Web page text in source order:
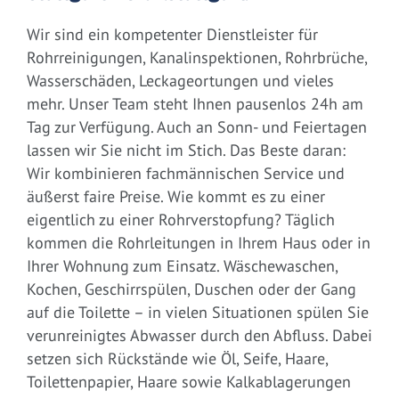
Wir sind ein kompetenter Dienstleister für
Rohrreinigungen, Kanalinspektionen, Rohrbrüche,
Wasserschäden, Leckageortungen und vieles
mehr. Unser Team steht Ihnen pausenlos 24h am
Tag zur Verfügung. Auch an Sonn- und Feiertagen
lassen wir Sie nicht im Stich. Das Beste daran:
Wir kombinieren fachmännischen Service und
äußerst faire Preise. Wie kommt es zu einer
eigentlich zu einer Rohrverstopfung? Täglich
kommen die Rohrleitungen in Ihrem Haus oder in
Ihrer Wohnung zum Einsatz. Wäschewaschen,
Kochen, Geschirrspülen, Duschen oder der Gang
auf die Toilette – in vielen Situationen spülen Sie
verunreinigtes Abwasser durch den Abfluss. Dabei
setzen sich Rückstände wie Öl, Seife, Haare,
Toilettenpapier, Haare sowie Kalkablagerungen